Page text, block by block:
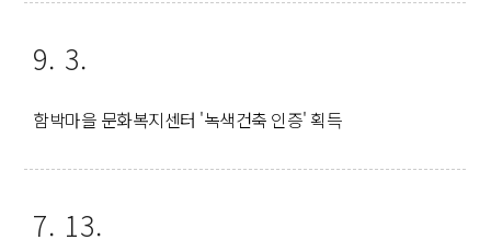
9. 3.
함박마을 문화복지센터 '녹색건축 인증' 획득
7. 13.